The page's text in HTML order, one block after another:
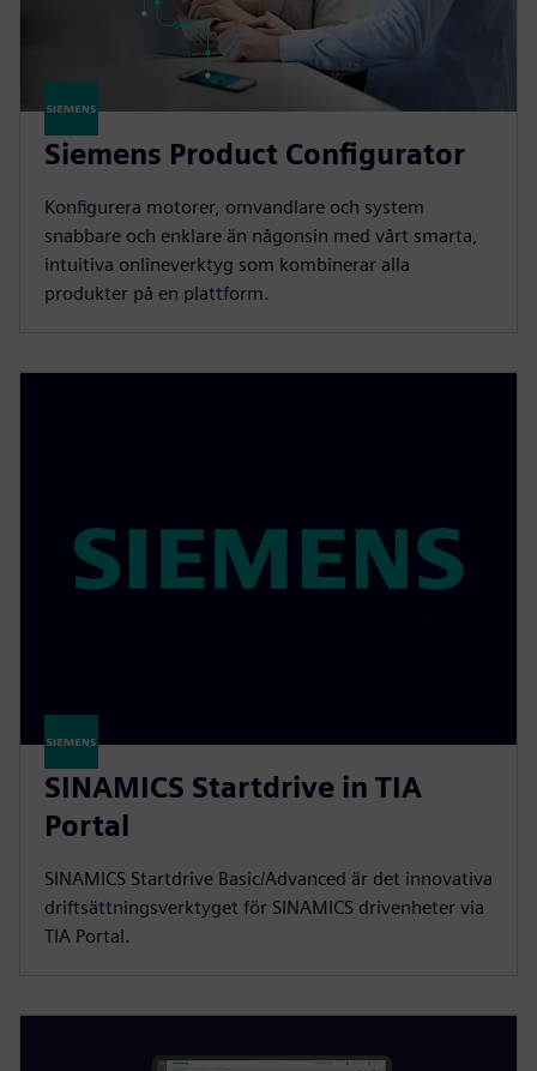
Siemens Product Configurator
Konfigurera motorer, omvandlare och system
snabbare och enklare än någonsin med vårt smarta,
intuitiva onlineverktyg som kombinerar alla
produkter på en plattform.
SINAMICS Startdrive in TIA
Portal
SINAMICS Startdrive Basic/Advanced är det innovativa
driftsättningsverktyget för SINAMICS drivenheter via
TIA Portal.